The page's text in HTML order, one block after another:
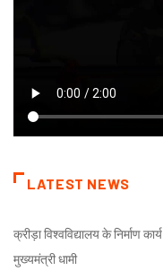
LATEST NEWS
क्रीड़ा विश्वविद्यालय के निर्माण
मुख्यमंत्री धामी